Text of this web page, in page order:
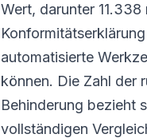
Wert, darunter
automatisierte
können. Die Zahl der
Behinderung bezieht
vollständigen